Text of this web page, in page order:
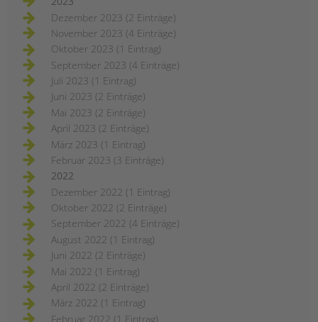
Dezember 2023 (2 Einträge)
November 2023 (4 Einträge)
Oktober 2023 (1 Eintrag)
September 2023 (4 Einträge)
Juli 2023 (1 Eintrag)
Juni 2023 (2 Einträge)
Mai 2023 (2 Einträge)
April 2023 (2 Einträge)
März 2023 (1 Eintrag)
Februar 2023 (3 Einträge)
2022
Dezember 2022 (1 Eintrag)
Oktober 2022 (2 Einträge)
September 2022 (4 Einträge)
August 2022 (1 Eintrag)
Juni 2022 (2 Einträge)
Mai 2022 (1 Eintrag)
April 2022 (2 Einträge)
März 2022 (1 Eintrag)
Februar 2022 (1 Eintrag)